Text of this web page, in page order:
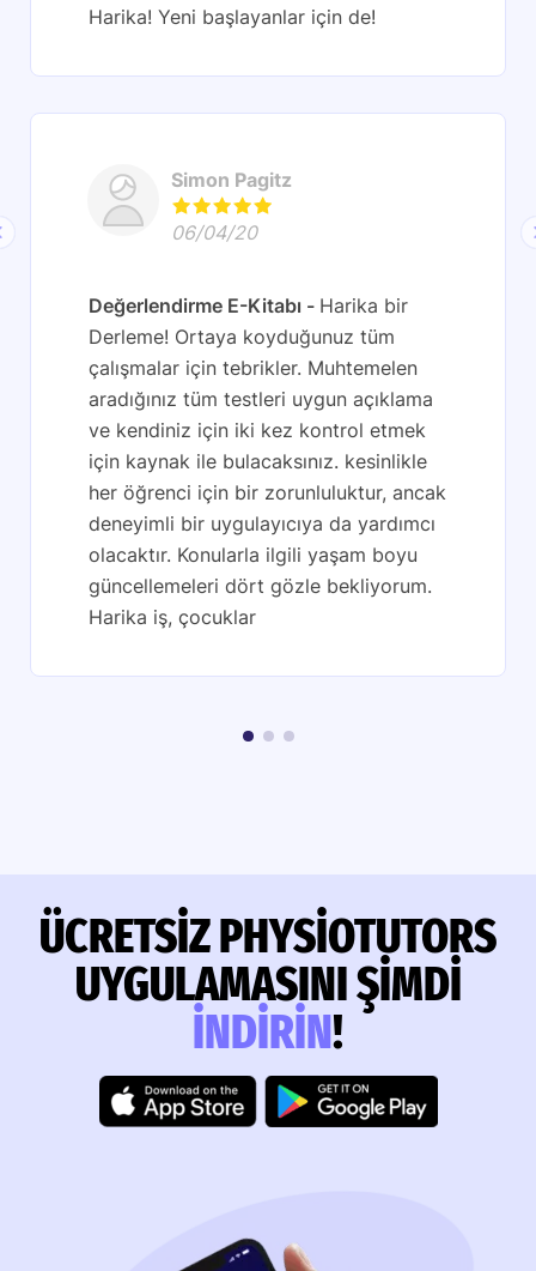
Harika! Yeni başlayanlar için de!
Simon Pagitz
06/04/20
Değerlendirme E-Kitabı
Harika bir
Derleme! Ortaya koyduğunuz tüm
çalışmalar için tebrikler. Muhtemelen
aradığınız tüm testleri uygun açıklama
ve kendiniz için iki kez kontrol etmek
için kaynak ile bulacaksınız. kesinlikle
her öğrenci için bir zorunluluktur, ancak
deneyimli bir uygulayıcıya da yardımcı
olacaktır. Konularla ilgili yaşam boyu
güncellemeleri dört gözle bekliyorum.
Harika iş, çocuklar
ÜCRETSIZ PHYSIOTUTORS
UYGULAMASINI ŞIMDI
INDIRIN!